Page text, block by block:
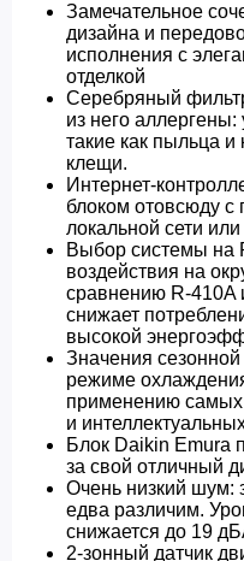
Замечательное
дизайна и
исполнения с
отделкой
Серебряный
из него
такие как пыльца
клещи.
Интернет-
блоком отовсюду
локальной сети
Выбор системы на
воздействия на
сравнению R-410A
снижает
высокой
Значения
режиме
применению самых
и
Блок Daikin Emura
за свой отличный
Очень низкий шум:
едва различим.
снижается до 19
2-зонный датчик